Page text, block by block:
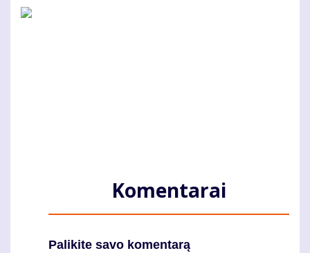
Komentarai
Palikite savo komentarą